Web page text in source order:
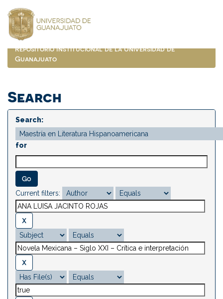
navigation
Repositorio Institucional de la Universidad de
Guanajuato
Search
Search:
for
Current filters: